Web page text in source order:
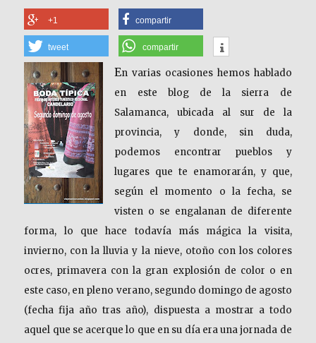
+1 compartir
tweet compartir
En varias ocasiones hemos hablado
en este blog de la sierra de
Salamanca, ubicada al sur de la
provincia, y donde, sin duda,
podemos encontrar pueblos y
lugares que te enamorarán, y que,
según el momento o la fecha, se
visten o se engalanan de diferente
forma, lo que hace todavía más mágica la visita,
invierno, con la lluvia y la nieve, otoño con los colores
ocres, primavera con la gran explosión de color o en
este caso, en pleno verano, segundo domingo de agosto
(fecha fija año tras año), dispuesta a mostrar a todo
aquel que se acerque lo que en su día era una jornada de